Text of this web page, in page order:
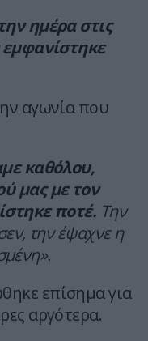
ημέρα στις
εμφανίστηκε
αγωνία που
καθόλου,
μας με τον
ποτέ. Την
την έψαχνε η
επίσημα για
αργότερα.